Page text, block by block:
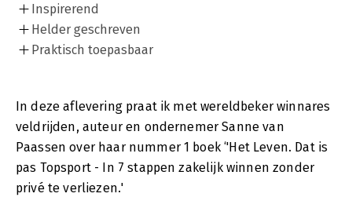
Inspirerend
Helder geschreven
Praktisch toepasbaar
In deze aflevering praat ik met wereldbeker winnares
veldrijden, auteur en ondernemer Sanne van
Paassen over haar nummer 1 boek ‘'Het Leven. Dat is
pas Topsport - In 7 stappen zakelijk winnen zonder
privé te verliezen.'